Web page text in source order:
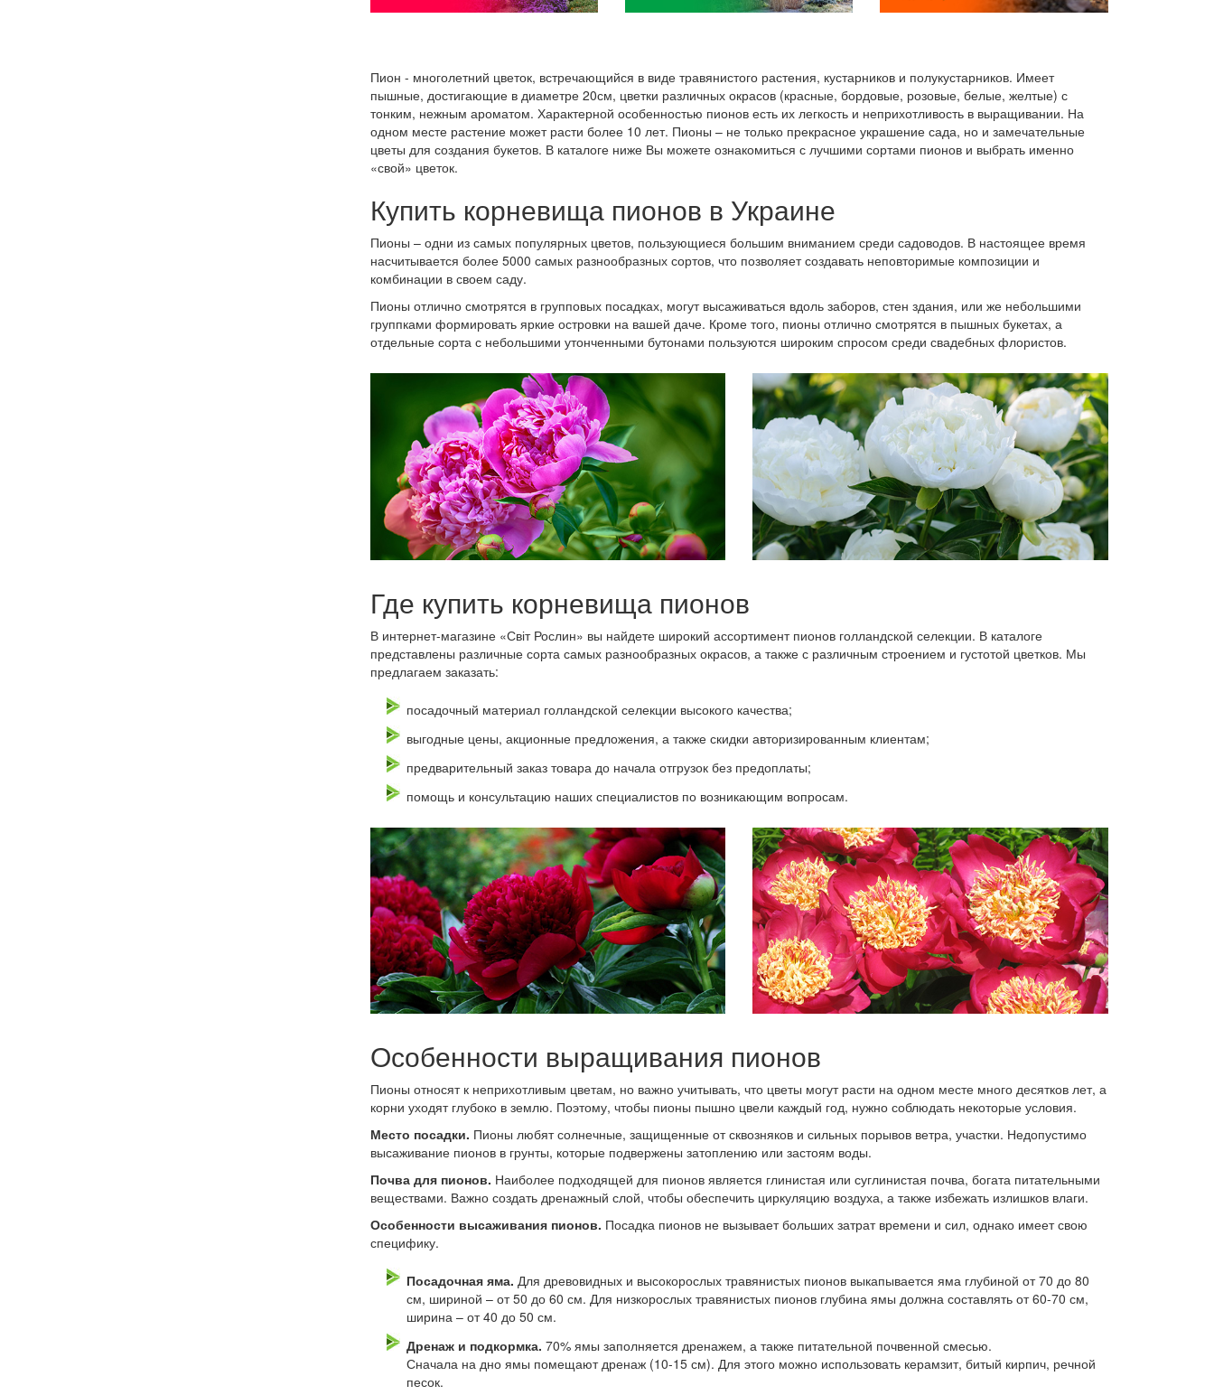
Пион - многолетний цветок, встречающийся в виде травянистого растения, кустарников и полукустарников. Имеет
пышные, достигающие в диаметре 20см, цветки различных окрасов (красные, бордовые, розовые, белые, желтые) с
тонким, нежным ароматом. Характерной особенностью пионов есть их легкость и неприхотливость в выращивании. На
одном месте растение может расти более 10 лет. Пионы – не только прекрасное украшение сада, но и замечательные
цветы для создания букетов. В каталоге ниже Вы можете ознакомиться с лучшими сортами пионов и выбрать именно
«свой» цветок.
Купить корневища пионов в Украине
Пионы – одни из самых популярных цветов, пользующиеся большим вниманием среди садоводов. В настоящее время
насчитывается более 5000 самых разнообразных сортов, что позволяет создавать неповторимые композиции и
комбинации в своем саду.
Пионы отлично смотрятся в групповых посадках, могут высаживаться вдоль заборов, стен здания, или же небольшими
группками формировать яркие островки на вашей даче. Кроме того, пионы отлично смотрятся в пышных букетах, а
отдельные сорта с небольшими утонченными бутонами пользуются широким спросом среди свадебных флористов.
Где купить корневища пионов
В интернет-магазине «Світ Рослин» вы найдете широкий ассортимент пионов голландской селекции. В каталоге
представлены различные сорта самых разнообразных окрасов, а также с различным строением и густотой цветков. Мы
предлагаем заказать:
посадочный материал голландской селекции высокого качества;
выгодные цены, акционные предложения, а также скидки авторизированным клиентам;
предварительный заказ товара до начала отгрузок без предоплаты;
помощь и консультацию наших специалистов по возникающим вопросам.
Особенности выращивания пионов
Пионы относят к неприхотливым цветам, но важно учитывать, что цветы могут расти на одном месте много десятков лет, а
корни уходят глубоко в землю. Поэтому, чтобы пионы пышно цвели каждый год, нужно соблюдать некоторые условия.
Место посадки. Пионы любят солнечные, защищенные от сквозняков и сильных порывов ветра, участки. Недопустимо
высаживание пионов в грунты, которые подвержены затоплению или застоям воды.
Почва для пионов. Наиболее подходящей для пионов является глинистая или суглинистая почва, богата питательными
веществами. Важно создать дренажный слой, чтобы обеспечить циркуляцию воздуха, а также избежать излишков влаги.
Особенности высаживания пионов. Посадка пионов не вызывает больших затрат времени и сил, однако имеет свою
специфику.
Посадочная яма. Для древовидных и высокорослых травянистых пионов выкапывается яма глубиной от 70 до 80
см, шириной – от 50 до 60 см. Для низкорослых травянистых пионов глубина ямы должна составлять от 60-70 см,
ширина – от 40 до 50 см.
Дренаж и подкормка. 70% ямы заполняется дренажем, а также питательной почвенной смесью.
Сначала на дно ямы помещают дренаж (10-15 см). Для этого можно использовать керамзит, битый кирпич, речной
песок.